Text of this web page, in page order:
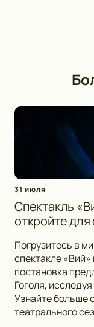
31 июля
Спектакль
откройте для
Погрузитесь в
спектакле
постановка
Гоголя,
Узнайте больше
театрального